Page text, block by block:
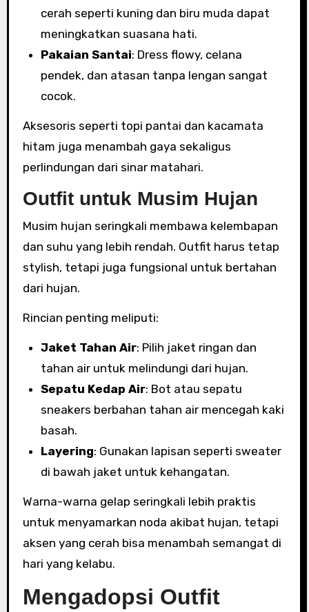
cerah seperti kuning dan biru muda dapat
meningkatkan suasana hati.
Pakaian Santai: Dress flowy, celana
pendek, dan atasan tanpa lengan sangat
cocok.
Aksesoris seperti topi pantai dan kacamata
hitam juga menambah gaya sekaligus
perlindungan dari sinar matahari.
Outfit untuk Musim Hujan
Musim hujan seringkali membawa kelembapan
dan suhu yang lebih rendah. Outfit harus tetap
stylish, tetapi juga fungsional untuk bertahan
dari hujan.
Rincian penting meliputi:
Jaket Tahan Air: Pilih jaket ringan dan
tahan air untuk melindungi dari hujan.
Sepatu Kedap Air: Bot atau sepatu
sneakers berbahan tahan air mencegah kaki
basah.
Layering: Gunakan lapisan seperti sweater
di bawah jaket untuk kehangatan.
Warna-warna gelap seringkali lebih praktis
untuk menyamarkan noda akibat hujan, tetapi
aksen yang cerah bisa menambah semangat di
hari yang kelabu.
Mengadopsi Outfit